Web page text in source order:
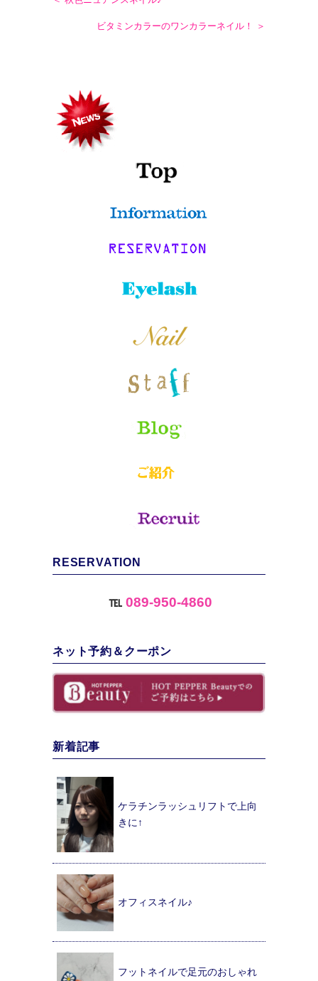
ビタミンカラーのワンカラーネイル！ ＞
RESERVATION
℡ 089-950-4860
ネット予約＆クーポン
新着記事
ケラチンラッシュリフトで上向
きに↑
オフィスネイル♪
フットネイルで足元のおしゃれ